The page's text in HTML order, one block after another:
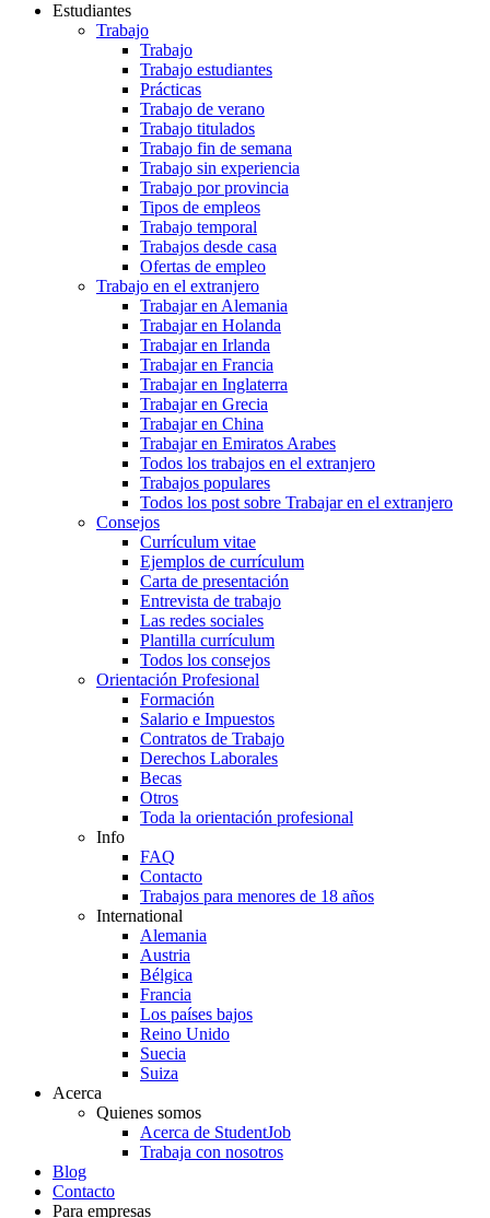
Estudiantes
Trabajo
Trabajo
Trabajo estudiantes
Prácticas
Trabajo de verano
Trabajo titulados
Trabajo fin de semana
Trabajo sin experiencia
Trabajo por provincia
Tipos de empleos
Trabajo temporal
Trabajos desde casa
Ofertas de empleo
Trabajo en el extranjero
Trabajar en Alemania
Trabajar en Holanda
Trabajar en Irlanda
Trabajar en Francia
Trabajar en Inglaterra
Trabajar en Grecia
Trabajar en China
Trabajar en Emiratos Arabes
Todos los trabajos en el extranjero
Trabajos populares
Todos los post sobre Trabajar en el extranjero
Consejos
Currículum vitae
Ejemplos de currículum
Carta de presentación
Entrevista de trabajo
Las redes sociales
Plantilla currículum
Todos los consejos
Orientación Profesional
Formación
Salario e Impuestos
Contratos de Trabajo
Derechos Laborales
Becas
Otros
Toda la orientación profesional
Info
FAQ
Contacto
Trabajos para menores de 18 años
International
Alemania
Austria
Bélgica
Francia
Los países bajos
Reino Unido
Suecia
Suiza
Acerca
Quienes somos
Acerca de StudentJob
Trabaja con nosotros
Blog
Contacto
Para empresas